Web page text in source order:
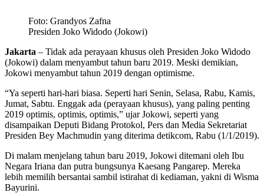
Foto: Grandyos Zafna
Presiden Joko Widodo (Jokowi)
Jakarta – Tidak ada perayaan khusus oleh Presiden Joko Widodo
(Jokowi) dalam menyambut tahun baru 2019. Meski demikian,
Jokowi menyambut tahun 2019 dengan optimisme.
“Ya seperti hari-hari biasa. Seperti hari Senin, Selasa, Rabu, Kamis,
Jumat, Sabtu. Enggak ada (perayaan khusus), yang paling penting
2019 optimis, optimis, optimis,” ujar Jokowi, seperti yang
disampaikan Deputi Bidang Protokol, Pers dan Media Sekretariat
Presiden Bey Machmudin yang diterima detikcom, Rabu (1/1/2019).
Di malam menjelang tahun baru 2019, Jokowi ditemani oleh Ibu
Negara Iriana dan putra bungsunya Kaesang Pangarep. Mereka
lebih memilih bersantai sambil istirahat di kediaman, yakni di Wisma
Bayurini.